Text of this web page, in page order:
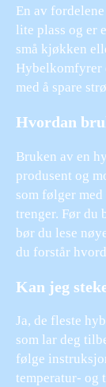
En av
lite plass og er
små kjøkken
Hybelkomfyrer
med å spare
Hvordan
Bruken av en
produsent og
som følger
trenger. Før du
bør du lese
du forstår
Kan jeg
Ja, de fleste
som lar deg
følge
temperatur- og